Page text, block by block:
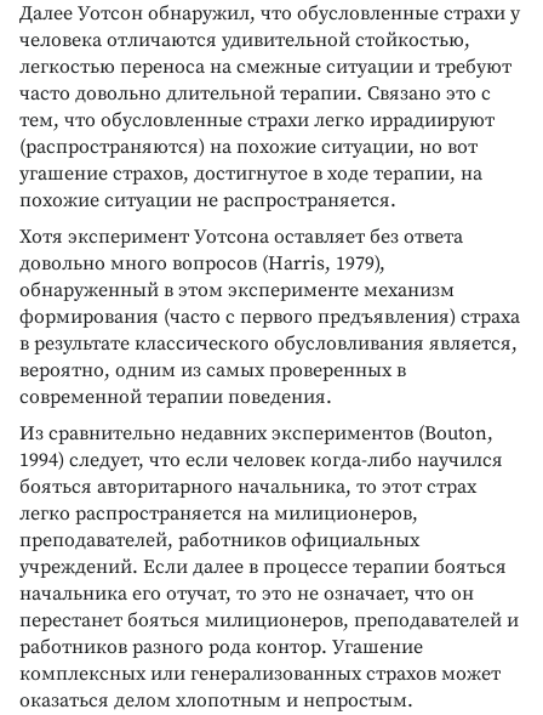
Далее Уотсон обнаружил, что обусловленные страхи у
человека отличаются удивительной стойкостью,
легкостью переноса на смежные ситуации и требуют
часто довольно длительной терапии. Связано это с
тем, что обусловленные страхи легко иррадиируют
(распространяются) на похожие ситуации, но вот
угашение страхов, достигнутое в ходе терапии, на
похожие ситуации не распространяется.
Хотя эксперимент Уотсона оставляет без ответа
довольно много вопросов (Harris, 1979),
обнаруженный в этом эксперименте механизм
формирования (часто с первого предъявления) страха
в результате классического обусловливания является,
вероятно, одним из самых проверенных в
современной терапии поведения.
Из сравнительно недавних экспериментов (Bouton,
1994) следует, что если человек когда-либо научился
бояться авторитарного начальника, то этот страх
легко распространяется на милиционеров,
преподавателей, работников официальных
учреждений. Если далее в процессе терапии бояться
начальника его отучат, то это не означает, что он
перестанет бояться милиционеров, преподавателей и
работников разного рода контор. Угашение
комплексных или генерализованных страхов может
оказаться делом хлопотным и непростым.